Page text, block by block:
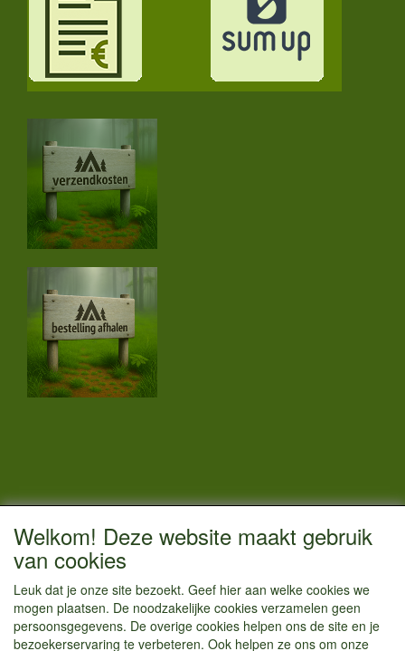
CONTACTGEGEVENS
Vestigingsadres:
Hoofdweg 36
1433 JW Kudelstaart
Welkom! Deze website maakt gebruik
van cookies
Leuk dat je onze site bezoekt. Geef hier aan welke cookies we
mogen plaatsen. De noodzakelijke cookies verzamelen geen
persoonsgegevens. De overige cookies helpen ons de site en je
bezoekerservaring te verbeteren. Ook helpen ze ons om onze